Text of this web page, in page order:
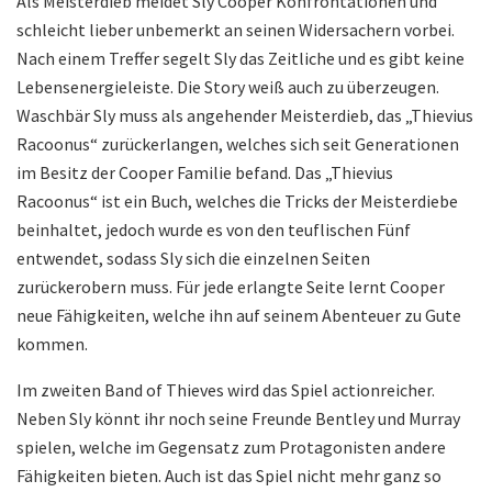
schleicht lieber unbemerkt an seinen Widersachern vorbei.
Nach einem Treffer segelt Sly das Zeitliche und es gibt keine
Lebensenergieleiste. Die Story weiß auch zu überzeugen.
Waschbär Sly muss als angehender Meisterdieb, das „Thievius
Racoonus“ zurückerlangen, welches sich seit Generationen
im Besitz der Cooper Familie befand. Das „Thievius
Racoonus“ ist ein Buch, welches die Tricks der Meisterdiebe
beinhaltet, jedoch wurde es von den teuflischen Fünf
entwendet, sodass Sly sich die einzelnen Seiten
zurückerobern muss. Für jede erlangte Seite lernt Cooper
neue Fähigkeiten, welche ihn auf seinem Abenteuer zu Gute
kommen.
Im zweiten Band of Thieves wird das Spiel actionreicher.
Neben Sly könnt ihr noch seine Freunde Bentley und Murray
spielen, welche im Gegensatz zum Protagonisten andere
Fähigkeiten bieten. Auch ist das Spiel nicht mehr ganz so